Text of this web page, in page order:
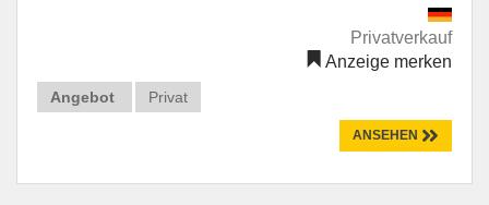
Privatverkauf
Anzeige merken
Angebot Privat
ANSEHEN